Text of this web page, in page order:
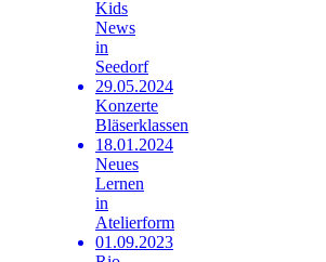
Kids
News
in
Seedorf
29.05.2024
Konzerte
Bläserklassen
18.01.2024
Neues
Lernen
in
Atelierform
01.09.2023